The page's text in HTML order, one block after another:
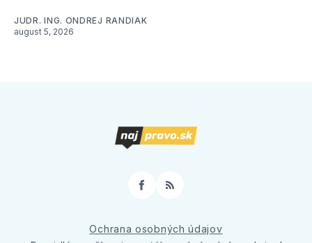
JUDR. ING. ONDREJ RANDIAK
august 5, 2026
Facebook
RSS
Ochrana osobných údajov